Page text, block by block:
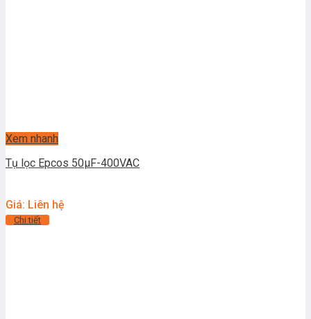
Xem nhanh
Tụ lọc Epcos 50μF-400VAC
Giá: Liên hệ
Chi tiết